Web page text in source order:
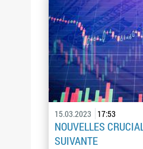
15.03.2023 17:53
NOUVELLES
SUIVANTE